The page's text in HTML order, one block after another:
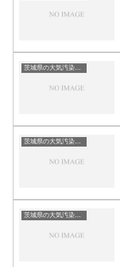
茨城県の大気汚染・PM2.5・黄砂・エアロゾルの数値
茨城県の大気汚染・PM2.5・黄砂・エアロゾルの数値
茨城県の大気汚染・PM2.5・黄砂・エアロゾルの数値